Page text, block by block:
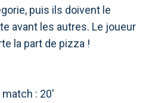
puis ils doivent le
avant les autres. Le joueur
la part de pizza !
: 20'